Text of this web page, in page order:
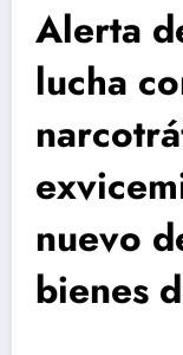
Alerta
lucha
nuevo
bienes